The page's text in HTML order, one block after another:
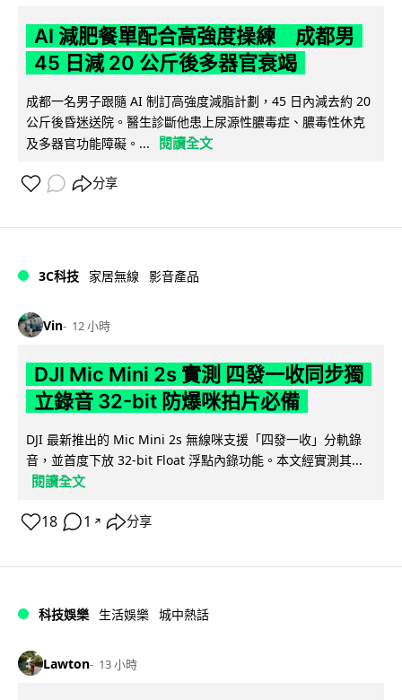
AI 減肥餐單配合高強度操練 成都男
45 日減 20 公斤後多器官衰竭
成都一名男子跟隨 AI 制訂高強度減脂計劃，45 日內減去約 20
公斤後昏迷送院。醫生診斷他患上尿源性膿毒症、膿毒性休克
及多器官功能障礙。...
閱讀全文
分享
3C科技 家居無線 影音產品
Vin 12 小時
DJI Mic Mini 2s 實測 四發一收同步獨
立錄音 32-bit 防爆咪拍片必備
DJI 最新推出的 Mic Mini 2s 無線咪支援「四發一收」分軌錄
音，並首度下放 32-bit Float 浮點內錄功能。本文經實測其...
閱讀全文
18 1 ↗ 分享
科技娛樂 生活娛樂 城中熱話
Lawton 13 小時